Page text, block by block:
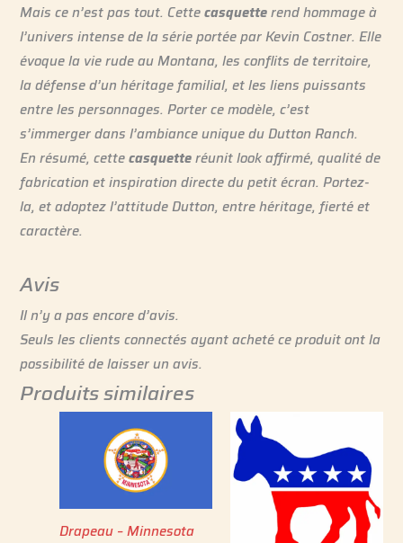
Mais ce n’est pas tout. Cettecasquetterend hommage à
l’univers intense de la série portée par Kevin Costner. Elle
évoque la vie rude au Montana, les conflits de territoire,
la défense d’un héritage familial, et les liens puissants
entre les personnages. Porter ce modèle, c’est
s’immerger dans l’ambiance unique du Dutton Ranch.
En résumé, cettecasquetteréunit look affirmé, qualité de
fabrication et inspiration directe du petit écran. Portez-
la, et adoptez l’attitude Dutton, entre héritage, fierté et
caractère.
Avis
Il n’y a pas encore d’avis.
Seuls les clients connectés ayant acheté ce produit ont la
possibilité de laisser un avis.
Produits similaires
Drapeau – Minnesota